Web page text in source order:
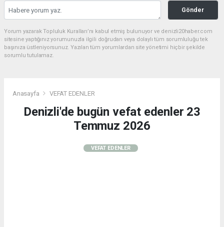
Gönder
Yorum yazarak Topluluk Kuralları’nı kabul etmiş bulunuyor ve denizli20haber.com
sitesine yaptığınız yorumunuzla ilgili doğrudan veya dolaylı tüm sorumluluğu tek
başınıza üstleniyorsunuz. Yazılan tüm yorumlardan site yönetimi hiçbir şekilde
sorumlu tutulamaz.
Anasayfa VEFAT EDENLER
Denizli'de bugün vefat edenler 23
Temmuz 2026
VEFAT EDENLER